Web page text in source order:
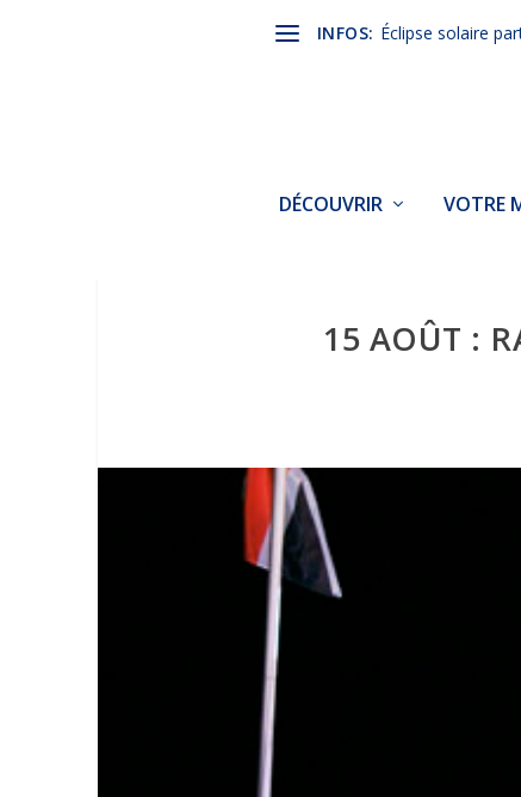
INFOS: Éclipse solaire
DÉCOUVRIR VOTRE
15 AOÛT :